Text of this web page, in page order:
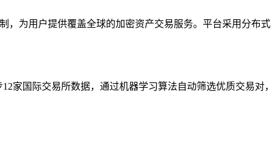
，为用户提供覆盖全球的加密资产交易服务。平台采用分布式
家国际交易所数据，通过机器学习算法自动筛选优质交易对，